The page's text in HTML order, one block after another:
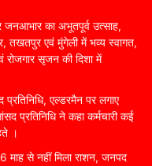
जनआभार का अभूतपूर्व उत्साह,
तखतपुर एवं मुंगेली में भव्य स्वागत,
रोजगार सृजन की दिशा में
प्रतिनिधि, एल्डरमैन पर लगाए
प्रतिनिधि ने कहा कर्मचारी कई
।
6 माह से नहीं मिला राशन, जनपद